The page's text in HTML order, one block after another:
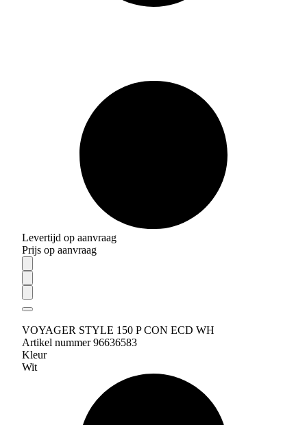
Levertijd op aanvraag
Prijs op aanvraag
VOYAGER STYLE 150 P CON ECD WH
Artikel nummer 96636583
Kleur
Wit